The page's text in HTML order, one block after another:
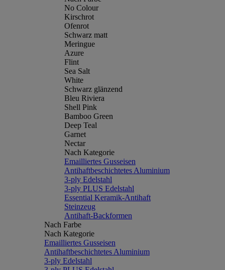
No Colour
Kirschrot
Ofenrot
Schwarz matt
Meringue
Azure
Flint
Sea Salt
White
Schwarz glänzend
Bleu Riviera
Shell Pink
Bamboo Green
Deep Teal
Garnet
Nectar
Nach Kategorie
Emailliertes Gusseisen
Antihaftbeschichtetes Aluminium
3-ply Edelstahl
3-ply PLUS Edelstahl
Essential Keramik-Antihaft
Steinzeug
Antihaft-Backformen
Nach Farbe
Nach Kategorie
Emailliertes Gusseisen
Antihaftbeschichtetes Aluminium
3-ply Edelstahl